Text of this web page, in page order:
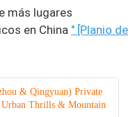
más lugares
en China " [Planio de
& Qingyuan) Private
Urban Thrills & Mountain